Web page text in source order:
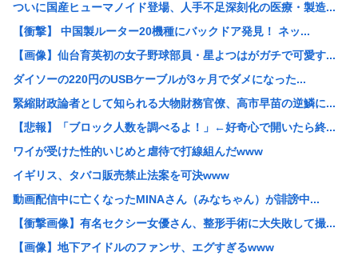
ついに国産ヒューマノイド登場、人手不足深刻化の医療・製造...
【衝撃】 中国製ルーター20機種にバックドア発見！ ネッ...
【画像】仙台育英初の女子野球部員・星よつはがガチで可愛す...
ダイソーの220円のUSBケーブルが3ヶ月でダメになった...
緊縮財政論者として知られる大物財務官僚、高市早苗の逆鱗に...
【悲報】「ブロック人数を調べるよ！」←好奇心で開いたら終...
ワイが受けた性的いじめと虐待で打線組んだwww
イギリス、タバコ販売禁止法案を可決www
動画配信中に亡くなったMINAさん（みなちゃん）が誹謗中...
【衝撃画像】有名セクシー女優さん、整形手術に大失敗して撮...
【画像】地下アイドルのファンサ、エグすぎるwww